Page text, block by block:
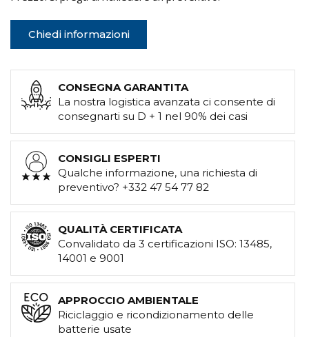
Chiedi informazioni
CONSEGNA GARANTITA
La nostra logistica avanzata ci consente di
consegnarti su D + 1 nel 90% dei casi
CONSIGLI ESPERTI
Qualche informazione, una richiesta di
preventivo? +332 47 54 77 82
QUALITÀ CERTIFICATA
Convalidato da 3 certificazioni ISO: 13485,
14001 e 9001
APPROCCIO AMBIENTALE
Riciclaggio e ricondizionamento delle
batterie usate